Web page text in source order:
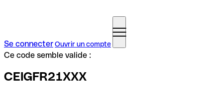
Se connecterOuvrir un compte
Ce code semble valide :
CEIGFR21XXX